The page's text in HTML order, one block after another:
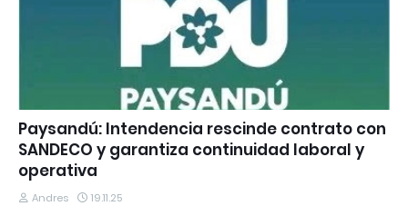
Paysandú: Intendencia rescinde contrato con
SANDECO y garantiza continuidad laboral y
operativa
Andres 19.11.25